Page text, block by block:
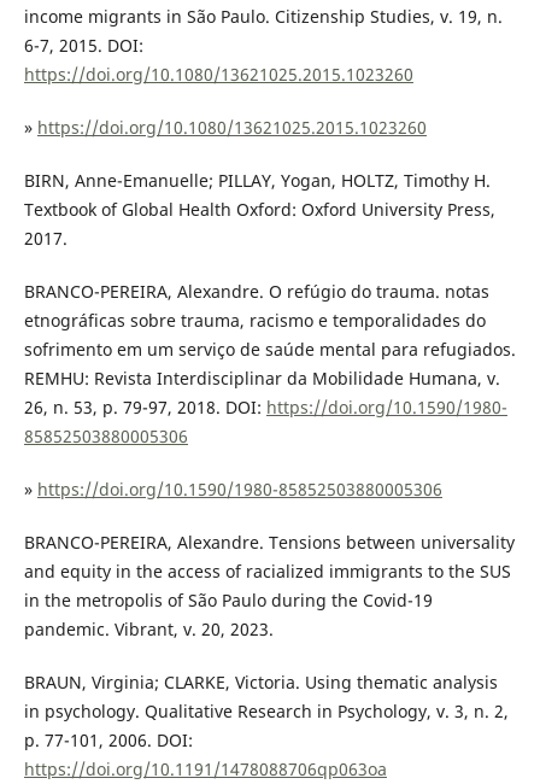
income migrants in São Paulo. Citizenship Studies, v. 19, n.
6-7, 2015. DOI:
https://doi.org/10.1080/13621025.2015.1023260
» https://doi.org/10.1080/13621025.2015.1023260
BIRN, Anne-Emanuelle; PILLAY, Yogan, HOLTZ, Timothy H.
Textbook of Global Health Oxford: Oxford University Press,
2017.
BRANCO-PEREIRA, Alexandre. O refúgio do trauma. notas
etnográficas sobre trauma, racismo e temporalidades do
sofrimento em um serviço de saúde mental para refugiados.
REMHU: Revista Interdisciplinar da Mobilidade Humana, v.
26, n. 53, p. 79-97, 2018. DOI: https://doi.org/10.1590/1980-
85852503880005306
» https://doi.org/10.1590/1980-85852503880005306
BRANCO-PEREIRA, Alexandre. Tensions between universality
and equity in the access of racialized immigrants to the SUS
in the metropolis of São Paulo during the Covid-19
pandemic. Vibrant, v. 20, 2023.
BRAUN, Virginia; CLARKE, Victoria. Using thematic analysis
in psychology. Qualitative Research in Psychology, v. 3, n. 2,
p. 77-101, 2006. DOI:
https://doi.org/10.1191/1478088706qp063oa